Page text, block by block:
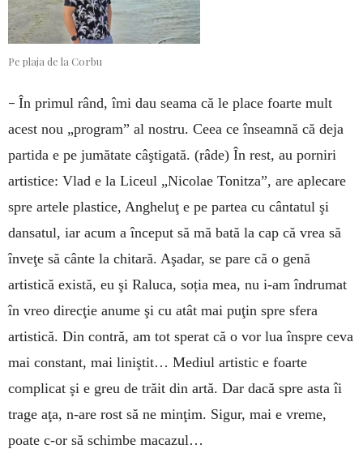
Pe plaja de la Corbu
– În primul rând, îmi dau seama că le place foarte mult
acest nou „program” al nostru. Ceea ce înseamnă că deja
partida e pe jumătate câştigată. (râde) În rest, au porniri
artistice: Vlad e la Liceul „Nicolae Tonitza”, are aplecare
spre artele plastice, Angheluţ e pe partea cu cântatul şi
dansatul, iar acum a început să mă bată la cap că vrea să
înveţe să cânte la chitară. Aşadar, se pare că o genă
artistică există, eu şi Raluca, soția mea, nu i-am îndrumat
în vreo direcţie anume şi cu atât mai puţin spre sfera
artistică. Din contră, am tot sperat că o vor lua înspre ceva
mai constant, mai liniştit… Mediul artistic e foarte
complicat şi e greu de trăit din artă. Dar dacă spre asta îi
trage aţa, n-are rost să ne minţim. Sigur, mai e vreme,
poate c-or să schimbe macazul…